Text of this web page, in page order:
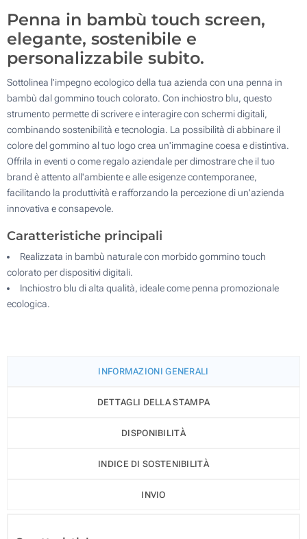
Penna in bambù touch screen,
elegante, sostenibile e
personalizzabile subito.
Sottolinea l'impegno ecologico della tua azienda con una penna in
bambù dal gommino touch colorato. Con inchiostro blu, questo
strumento permette di scrivere e interagire con schermi digitali,
combinando sostenibilità e tecnologia. La possibilità di abbinare il
colore del gommino al tuo logo crea un'immagine coesa e distintiva.
Offrila in eventi o come regalo aziendale per dimostrare che il tuo
brand è attento all'ambiente e alle esigenze contemporanee,
facilitando la produttività e rafforzando la percezione di un'azienda
innovativa e consapevole.
Caratteristiche principali
Realizzata in bambù naturale con morbido gommino touch
colorato per dispositivi digitali.
Inchiostro blu di alta qualità, ideale come penna promozionale
ecologica.
INFORMAZIONI GENERALI
DETTAGLI DELLA STAMPA
DISPONIBILITÀ
INDICE DI SOSTENIBILITÀ
INVIO